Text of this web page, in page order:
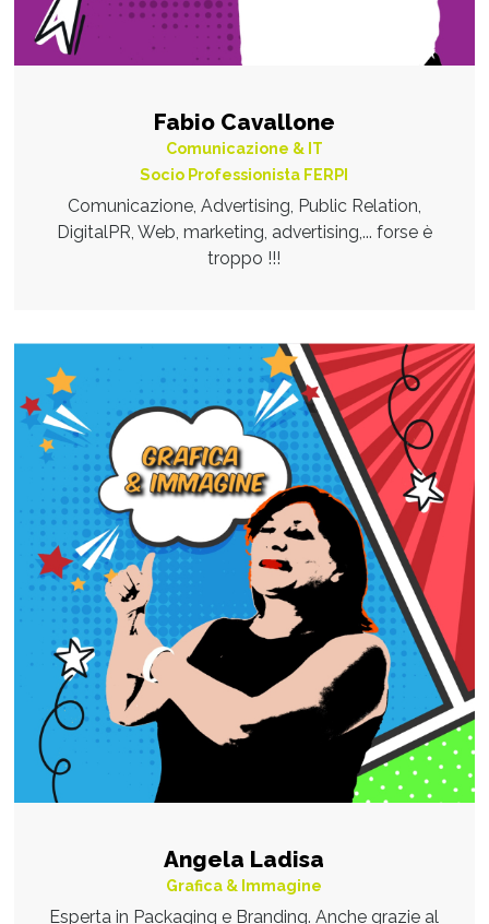
Fabio Cavallone
Comunicazione & IT
Socio Professionista FERPI
Comunicazione, Advertising, Public Relation,
DigitalPR, Web, marketing, advertising,... forse è
troppo !!!
Angela Ladisa
Grafica & Immagine
Esperta in Packaging e Branding. Anche grazie al